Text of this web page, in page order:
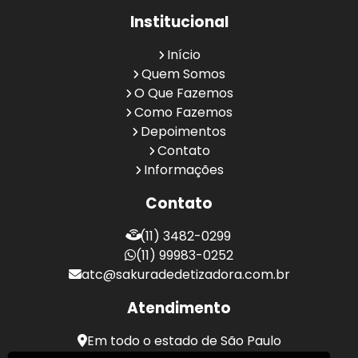
Institucional
Início
Quem Somos
O Que Fazemos
Como Fazemos
Depoimentos
Contato
Informações
Contato
(11) 3482-0299
(11) 99983-0252
atc@sakuradedetizadora.com.br
Atendimento
Em todo o estado de São Paulo